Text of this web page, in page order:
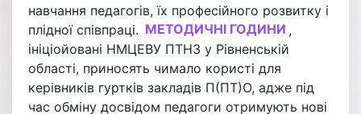
навчання педагогів, їх професійного розвитку і
плідної співпраці. МЕТОДИЧНІ ГОДИНИ ,
ініціойовані НМЦЕВУ ПТНЗ у Рівненській
області, приносять чимало користі для
керівників гуртків закладів П(ПТ)О, адже під
час обміну досвідом педагоги отримують нові